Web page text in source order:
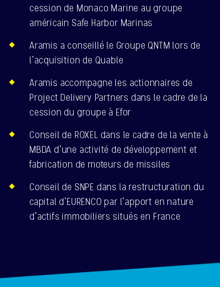
cession de Monaco Marine au groupe
américain Safe Harbor Marinas
Aramis a conseillé le Groupe QNTM lors de
l’acquisition de Quable
Aramis accompagne les actionnaires de
Project Delivery Partners dans le cadre de la
cession du groupe à Efor
Conseil de ROXEL dans le cadre de la vente à
MBDA d’une activité de développement et
fabrication de moteurs de missiles
Conseil de SNPE dans la restructuration du
capital d’EURENCO par l’apport en nature
d’actifs immobiliers situés en France